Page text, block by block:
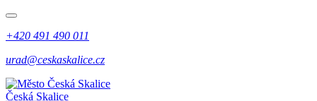
+420 491 490 011
urad@ceskaskalice.cz
Česká Skalice